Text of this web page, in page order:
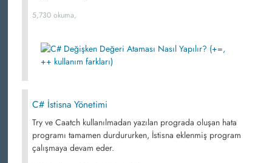
5,730 okuma,
C# İstisna Yönetimi
Try ve Caatch kullanılmadan yazılan prograda oluşan hata
programı tamamen durdururken, İstisna eklenmiş program
çalışmaya devam eder.